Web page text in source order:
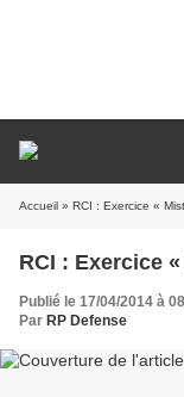
Accueil » RCI : Exercice «
RCI : Exercice
Publié le 17/04/2014 à
Par RP Defense